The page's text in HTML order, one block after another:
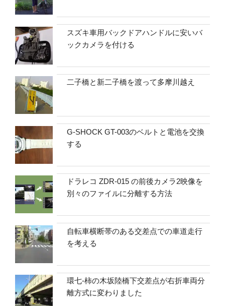
スズキ車用バックドアハンドルに安いバ
ックカメラを付ける
二子橋と新二子橋を渡って多摩川越え
G-SHOCK GT-003のベルトと電池を交換
する
ドラレコ ZDR-015 の前後カメラ2映像を
別々のファイルに分離する方法
自転車横断帯のある交差点での車道走行
を考える
環七-柿の木坂陸橋下交差点が右折車両分
離方式に変わりました